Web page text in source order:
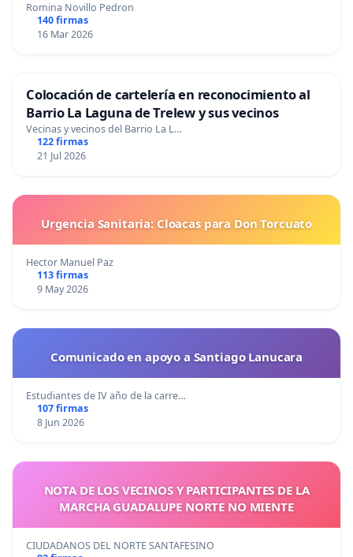
Romina Novillo Pedron
140 firmas
16 Mar 2026
Colocación de cartelería en reconocimiento al
Barrio La Laguna de Trelew y sus vecinos
Vecinas y vecinos del Barrio La L…
122 firmas
21 Jul 2026
Urgencia Sanitaria: Cloacas para Don Torcuato
Hector Manuel Paz
113 firmas
9 May 2026
Comunicado en apoyo a Santiago Lanucara
Estudiantes de IV año de la carre…
107 firmas
8 Jun 2026
NOTA DE LOS VECINOS Y PARTICIPANTES DE LA
MARCHA GUADALUPE NORTE NO MIENTE
CIUDADANOS DEL NORTE SANTAFESINO